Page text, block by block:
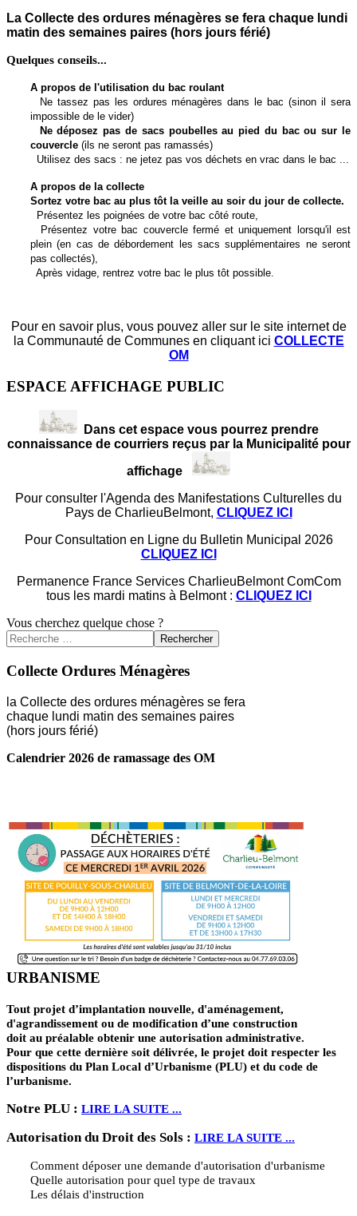
La Collecte des ordures ménagères se fera chaque lundi
matin des semaines paires (hors jours férié)
Quelques conseils...
A propos de l'utilisation du bac roulant
Ne tassez pas les ordures ménagères dans le bac (sinon il sera
impossible de le vider)
Ne déposez pas de sacs poubelles au pied du bac ou sur le
couvercle (ils ne seront pas ramassés)
Utilisez des sacs : ne jetez pas vos déchets en vrac dans le bac ...
A propos de la collecte
Sortez votre bac au plus tôt la veille au soir du jour de collecte.
Présentez les poignées de votre bac côté route,
Présentez votre bac couvercle fermé et uniquement lorsqu'il est
plein (en cas de débordement les sacs supplémentaires ne seront
pas collectés),
Après vidage, rentrez votre bac le plus tôt possible.
Pour en savoir plus, vous pouvez aller sur le site internet de
la Communauté de Communes en cliquant ici COLLECTE
OM
ESPACE AFFICHAGE PUBLIC
Dans cet espace vous pourrez prendre
connaissance de courriers reçus par la Municipalité pour
affichage
Pour consulter l'Agenda des Manifestations Culturelles du
Pays de CharlieuBelmont, CLIQUEZ ICI
Pour Consultation en Ligne du Bulletin Municipal 2026
CLIQUEZ ICI
Permanence France Services CharlieuBelmont ComCom
tous les mardi matins à Belmont : CLIQUEZ ICI
Vous cherchez quelque chose ?
Rechercher
Collecte Ordures Ménagères
la Collecte des ordures ménagères se fera
chaque lundi matin des semaines paires
(hors jours férié)
Calendrier 2026 de ramassage des OM
URBANISME
Tout projet d’implantation nouvelle, d'aménagement,
d'agrandissement ou de modification d’une construction
doit au préalable obtenir une autorisation administrative.
Pour que cette dernière soit délivrée, le projet doit respecter les
dispositions du Plan Local d’Urbanisme (PLU) et du code de
l’urbanisme.
Notre PLU : LIRE LA SUITE ...
Autorisation du Droit des Sols : LIRE LA SUITE ...
Comment déposer une demande d'autorisation d'urbanisme
Quelle autorisation pour quel type de travaux
Les délais d'instruction